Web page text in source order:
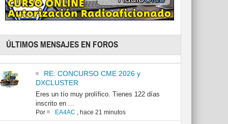
ÚLTIMOS MENSAJES EN FOROS
RE: CONCURSO CME 2026 y
DXCLUSTER
Eres un tío muy prolífico. Tienes 122 días
inscrito en ...
Por EA4AC , hace 21 minutos